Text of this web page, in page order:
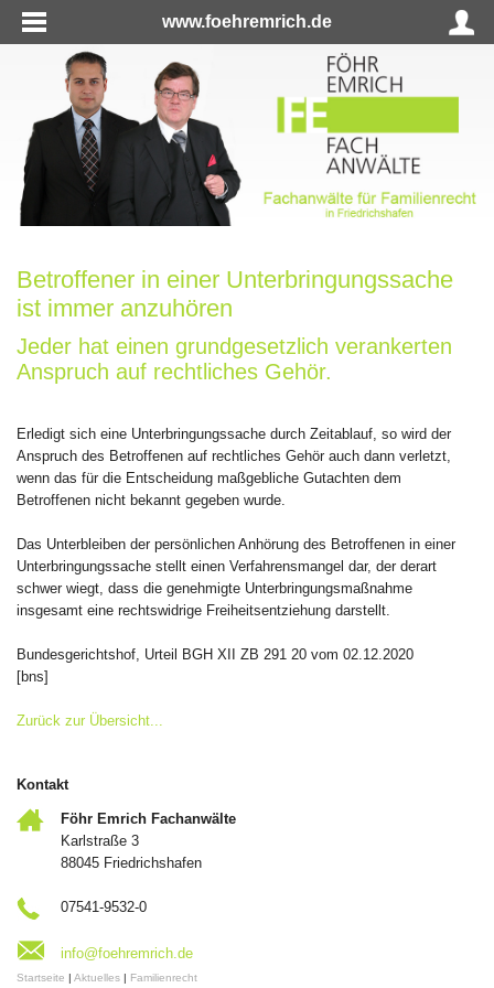
www.foehremrich.de
Betroffener in einer Unterbringungssache
ist immer anzuhören
Jeder hat einen grundgesetzlich verankerten
Anspruch auf rechtliches Gehör.
Erledigt sich eine Unterbringungssache durch Zeitablauf, so wird der
Anspruch des Betroffenen auf rechtliches Gehör auch dann verletzt,
wenn das für die Entscheidung maßgebliche Gutachten dem
Betroffenen nicht bekannt gegeben wurde.
Das Unterbleiben der persönlichen Anhörung des Betroffenen in einer
Unterbringungssache stellt einen Verfahrensmangel dar, der derart
schwer wiegt, dass die genehmigte Unterbringungsmaßnahme
insgesamt eine rechtswidrige Freiheitsentziehung darstellt.
Bundesgerichtshof, Urteil BGH XII ZB 291 20 vom 02.12.2020
[bns]
Zurück zur Übersicht...
Kontakt
Föhr Emrich Fachanwälte
Karlstraße 3
88045 Friedrichshafen
07541-9532-0
info@foehremrich.de
Startseite | Aktuelles | Familienrecht